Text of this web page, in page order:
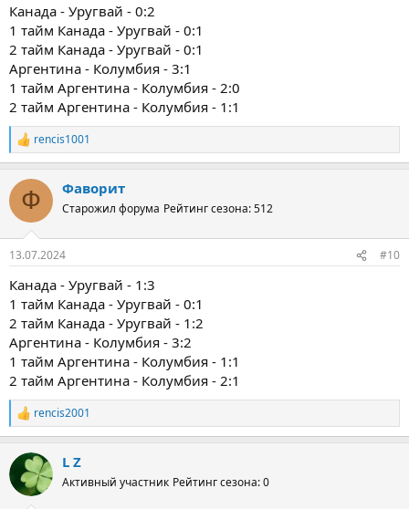
Канада - Уругвай - 0:2
1 тайм Канада - Уругвай - 0:1
2 тайм Канада - Уругвай - 0:1
Аргентина - Колумбия - 3:1
1 тайм Аргентина - Колумбия - 2:0
2 тайм Аргентина - Колумбия - 1:1
Р
е
к
ц
и
rencis1001
Ф Фаворит
Старожил форума Рейтинг сезона: 512
13.07.2024 #10
Канада - Уругвай - 1:3
1 тайм Канада - Уругвай - 0:1
2 тайм Канада - Уругвай - 1:2
Аргентина - Колумбия - 3:2
1 тайм Аргентина - Колумбия - 1:1
2 тайм Аргентина - Колумбия - 2:1
Р
е
к
ц
и
rencis2001
L Z
Активный участник Рейтинг сезона: 0